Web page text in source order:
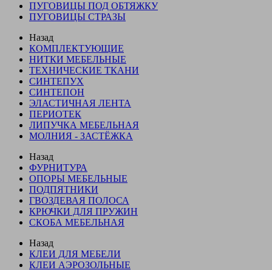
ПУГОВИЦЫ ПОД ОБТЯЖКУ
ПУГОВИЦЫ СТРАЗЫ
Назад
КОМПЛЕКТУЮЩИЕ
НИТКИ МЕБЕЛЬНЫЕ
ТЕХНИЧЕСКИЕ ТКАНИ
СИНТЕПУХ
СИНТЕПОН
ЭЛАСТИЧНАЯ ЛЕНТА
ПЕРИОТЕК
ЛИПУЧКА МЕБЕЛЬНАЯ
МОЛНИЯ - ЗАСТЁЖКА
Назад
ФУРНИТУРА
ОПОРЫ МЕБЕЛЬНЫЕ
ПОДПЯТНИКИ
ГВОЗДЕВАЯ ПОЛОСА
КРЮЧКИ ДЛЯ ПРУЖИН
СКОБА МЕБЕЛЬНАЯ
Назад
КЛЕИ ДЛЯ МЕБЕЛИ
КЛЕИ АЭРОЗОЛЬНЫЕ